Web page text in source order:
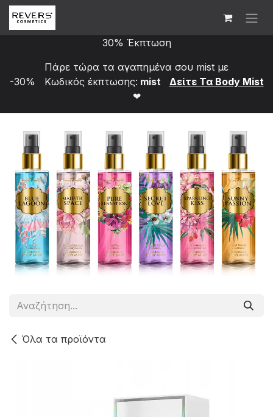
Skip to Content
30% Έκπτωση
Πάρε τώρα τα αγαπημένα σου mist με
-30% Κωδικός έκπτωσης: mist
Δείτε Τα Bod​y Mist
❤
Όλα τα προϊόντα